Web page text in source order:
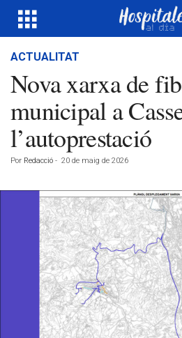
ACTUALITAT
Nova xarxa de
municipal a
l’autoprestació
Por Redacció - 20 de maig de 2026